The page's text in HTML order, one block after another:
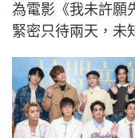
為電影《我未許願
緊密只待兩天，未